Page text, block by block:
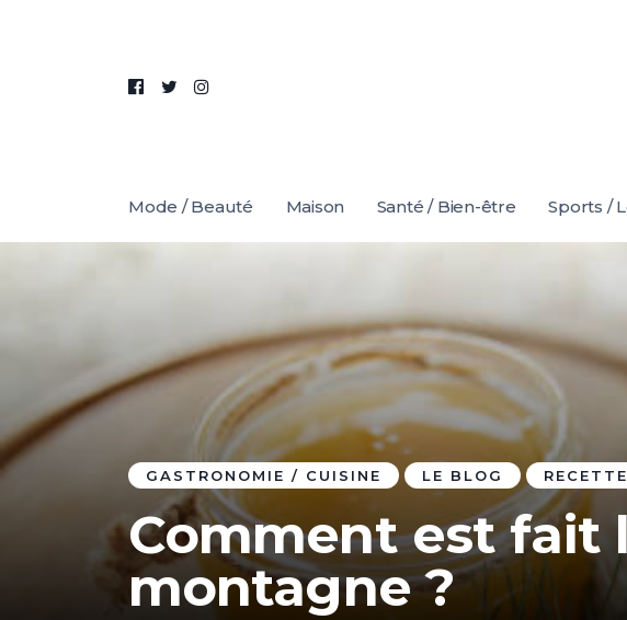
Mode / Beauté Maison Santé / Bien-être Sports /
GASTRONOMIE / CUISINE LE BLOG
Comment est fait
montagne ?